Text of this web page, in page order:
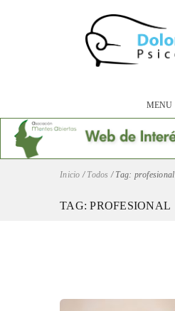
MENU
Inicio / Todos / Tag: profesional
TAG: PROFESIONAL